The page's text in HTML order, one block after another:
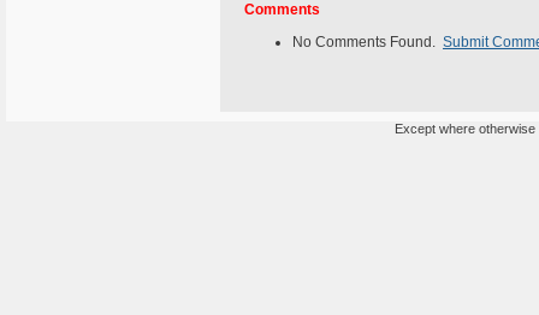
Comments
No Comments Found. Submit
Except where